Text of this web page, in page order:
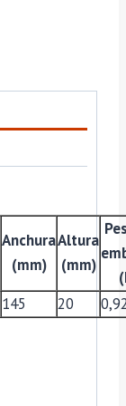
Anchura
(mm)
Altura
(mm)
145 20